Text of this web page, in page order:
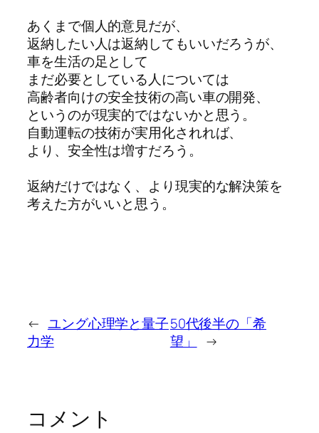
あくまで個人的意見だが、
返納したい人は返納してもいいだろうが、
車を生活の足として
まだ必要としている人については
高齢者向けの安全技術の高い車の開発、
というのが現実的ではないかと思う。
自動運転の技術が実用化されれば、
より、安全性は増すだろう。
返納だけではなく、より現実的な解決策を
考えた方がいいと思う。
← ユング心理学と量子
力学
50代後半の「希
望」
→
コメント